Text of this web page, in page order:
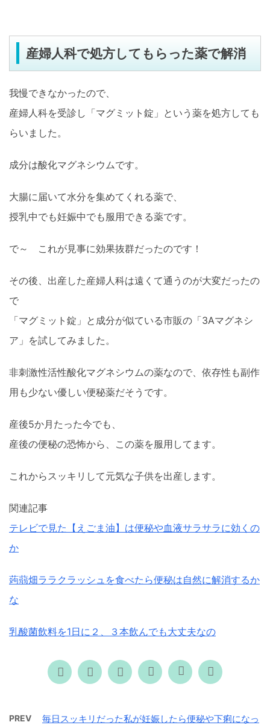
産婦人科で処方してもらった薬で解消
我慢できなかったので、
産婦人科を受診し「マグミット錠」という薬を処方しても
らいました。
成分は酸化マグネシウムです。
大腸に届いて水分を集めてくれる薬で、
授乳中でも妊娠中でも服用できる薬です。
で～ これが見事に効果抜群だったのです！
その後、出産した産婦人科は遠くて通うのが大変だったの
で
「マグミット錠」と成分が似ている市販の「3Aマグネシ
ア」を試してみました。
非刺激性活性酸化マグネシウムの薬なので、依存性も副作
用も少ない優しい便秘薬だそうです。
産後5か月たった今でも、
産後の便秘の恐怖から、この薬を服用してます。
これからスッキリして元気な子供を出産します。
関連記事
テレビで見た【えごま油】は便秘や血液サラサラに効くの
か
蒟蒻畑ララクラッシュを食べたら便秘は自然に解消するか
な
乳酸菌飲料を1日に２、３本飲んでも大丈夫なの
PREV 毎日スッキリだった私が妊娠したら便秘や下痢になっ